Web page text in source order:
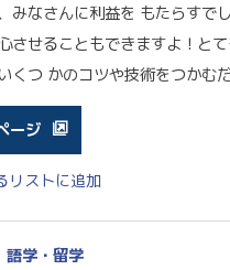
みなさんに利益を もたらす
させることもできますよ！と
くつ かのコツや技術をつか
ージ
リストに追加
語学・留学